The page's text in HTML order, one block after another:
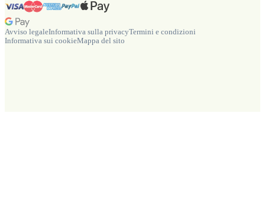
Avviso legaleInformativa sulla privacyTermini e condizioni
Informativa sui cookieMappa del sito